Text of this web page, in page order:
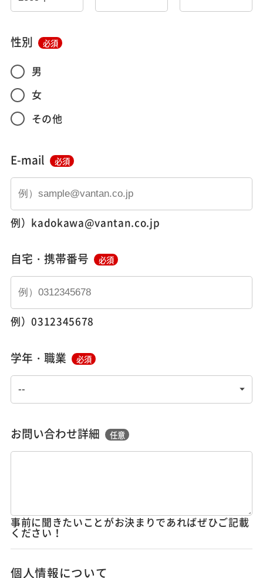
性別 必須
男
女
その他
E-mail 必須
例）kadokawa@vantan.co.jp
自宅・携帯番号 必須
例）0312345678
学年・職業 必須
お問い合わせ詳細 任意
事前に聞きたいことがお決まりであればぜひご記載
ください！
個人情報について